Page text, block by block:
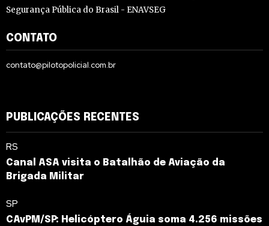
Segurança Pública do Brasil - ENAVSEG
CONTATO
contato@pilotopolicial.com.br
PUBLICAÇÕES RECENTES
RS
Canal ASA visita o Batalhão de Aviação da
Brigada Militar
SP
CAvPM/SP: Helicóptero Águia soma 4.256 missões